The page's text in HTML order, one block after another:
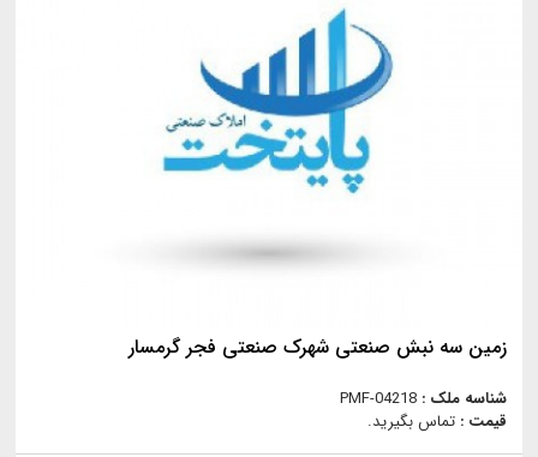
زمین سه نبش صنعتی شهرک صنعتی فجر گرمسار
شناسه ملک : PMF-04218
قیمت : تماس بگیرید.